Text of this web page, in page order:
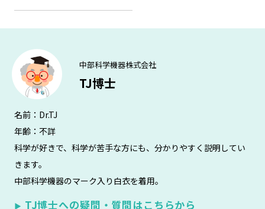
中部科学機器株式会社
TJ博士
名前：Dr.TJ
年齢：不詳
科学が好きで、科学が苦手な方にも、分かりやすく説明してい
きます。
中部科学機器のマーク入り白衣を着用。
▶ TJ博士への疑問・質問はこちらから